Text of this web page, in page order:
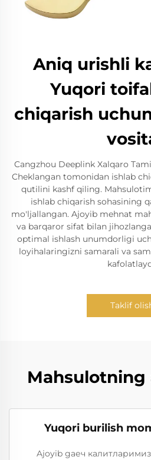
Aniq urishli
Yuqori
chiqarish
Cangzhou Deeplink Xalqaro
Cheklangan tomonidan ishlab
qutilini kashf qiling.
ishlab chiqarish sohasining
mo'ljallangan. Ajoyib mehnat
va barqaror sifat bilan
optimal ishlash unumdorligi
loyihalaringizni samarali va
Taklif
Mahsulotning
Yuqori burilish
Ajoyib gаеч